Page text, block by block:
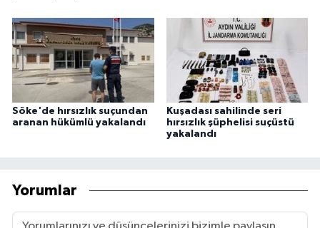
Söke'de hırsızlık suçundan
aranan hükümlü yakalandı
Kuşadası sahilinde seri
hırsızlık şüphelisi suçüstü
yakalandı
Yorumlar